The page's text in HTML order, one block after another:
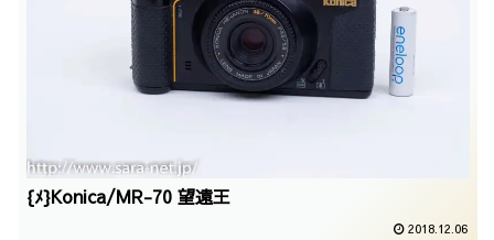
{ﾒ}Konica/MR-70 望遠王
2018.12.06